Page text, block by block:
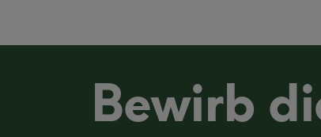
Bewirb